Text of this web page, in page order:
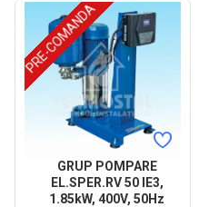
PRE-COMANDA
GRUP POMPARE
EL.SPER.RV 50 IE3,
1.85kW, 400V, 50Hz